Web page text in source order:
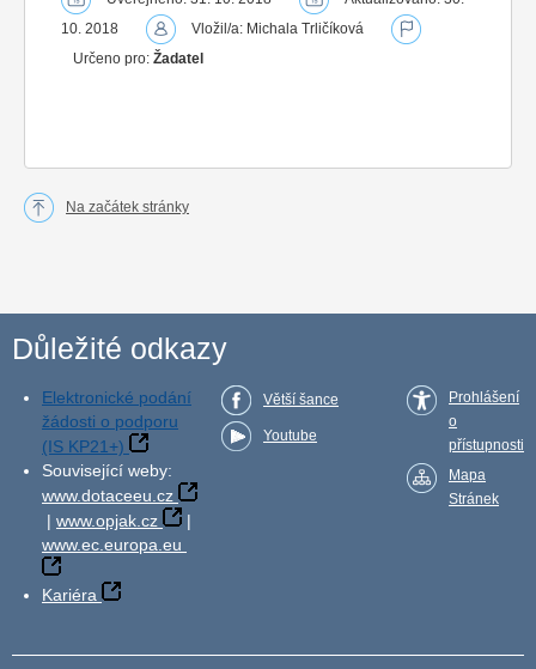
10. 2018
Vložil/a: Michala Trličíková
Určeno pro: Žadatel
Na začátek stránky
Důležité odkazy
Elektronické podání
žádosti o podporu
(IS KP21+)
Související weby:
www.dotaceeu.cz
| www.opjak.cz
|
www.ec.europa.eu
Kariéra
Větší šance
Youtube
Prohlášení
o
přístupnosti
Mapa
Stránek